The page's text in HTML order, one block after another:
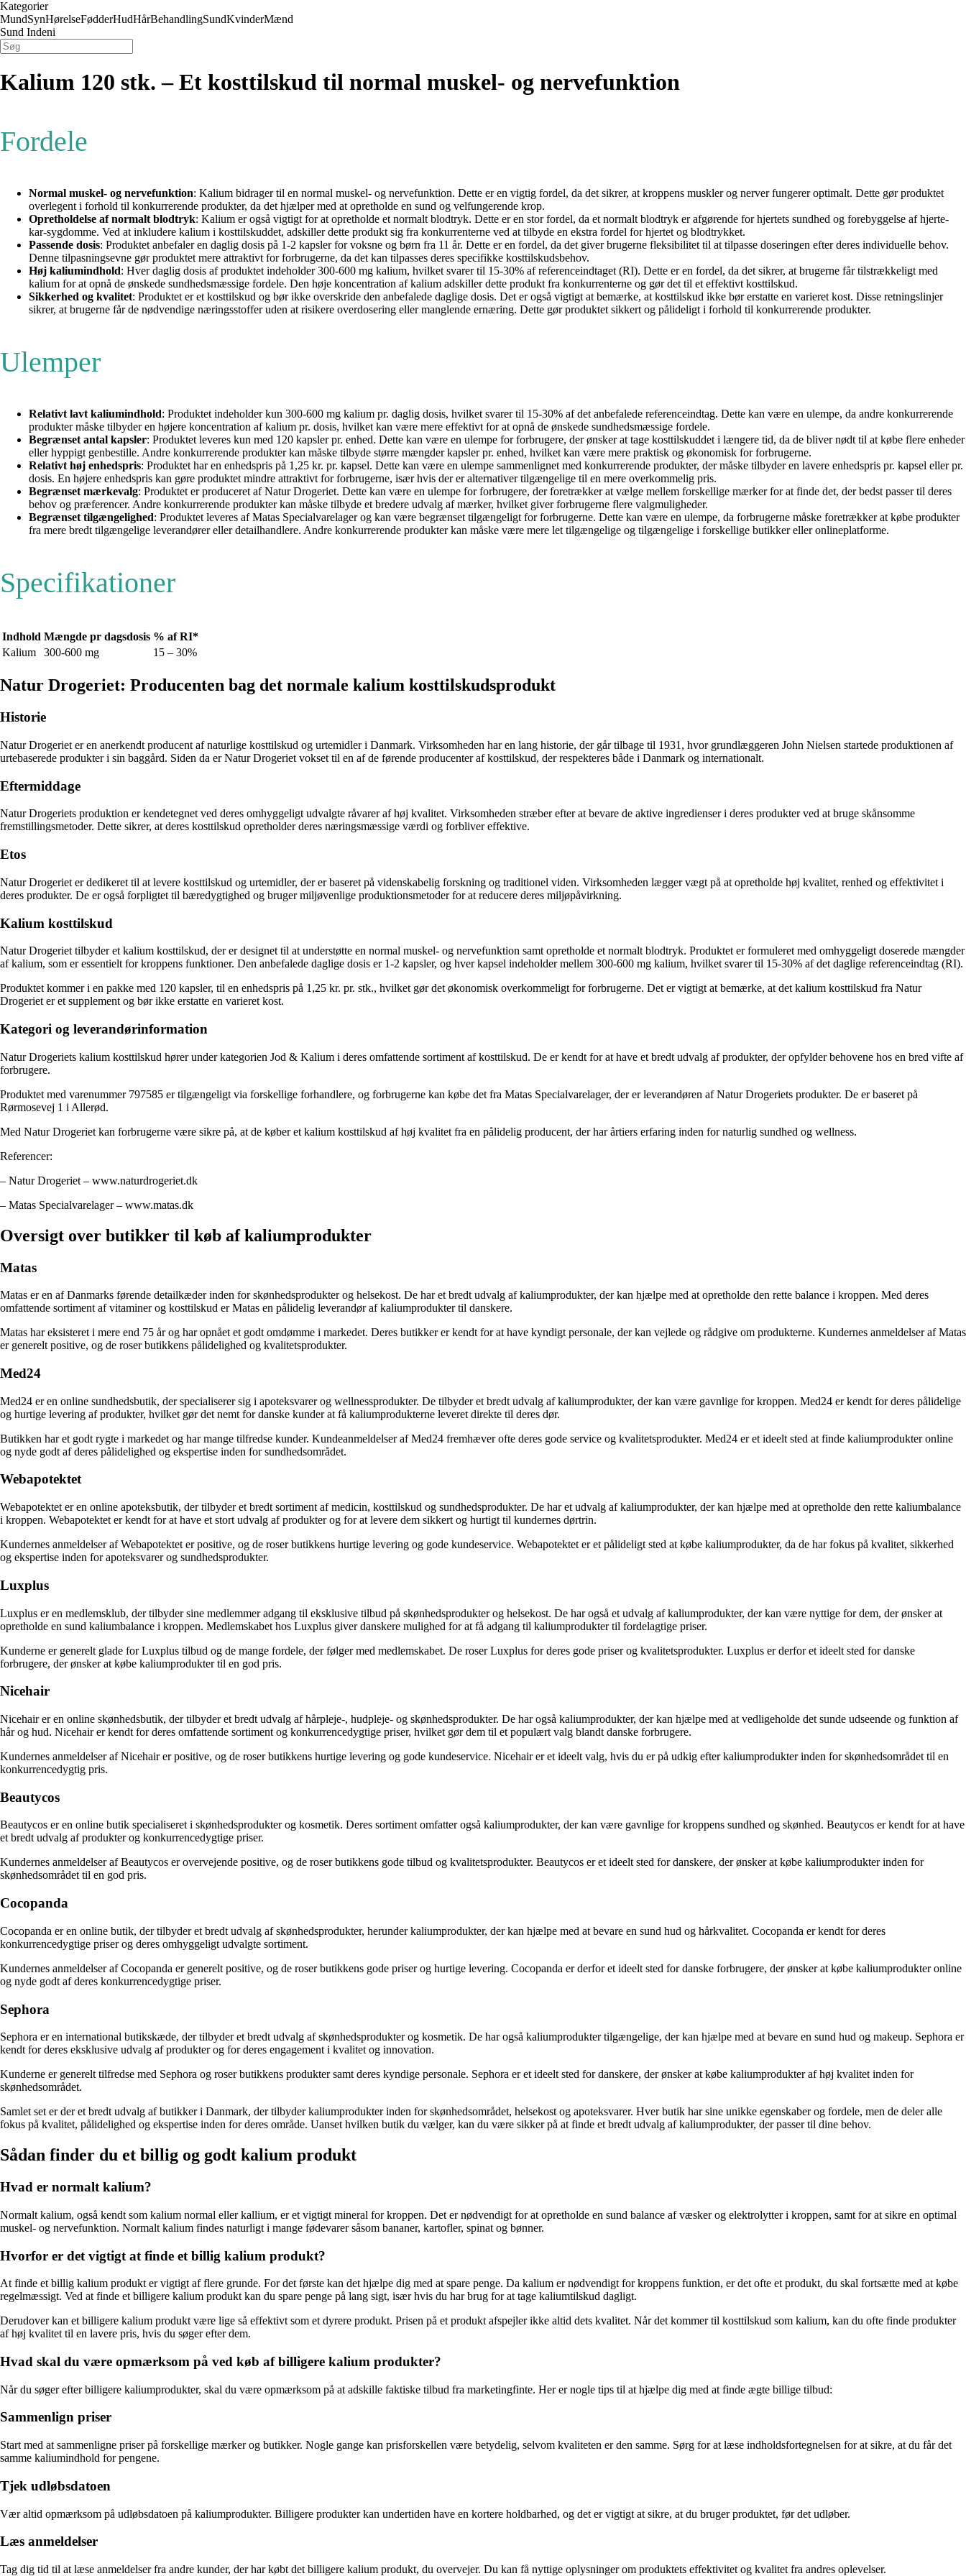
Kategorier
MundSynHørelseFødderHudHårBehandlingSundKvinderMænd
Sund Indeni
Kalium 120 stk. – Et kosttilskud til normal muskel- og nervefunktion
Fordele
Normal muskel- og nervefunktion: Kalium bidrager til en normal muskel- og nervefunktion. Dette er en vigtig fordel, da det sikrer, at kroppens muskler og nerver fungerer optimalt. Dette gør produktet
overlegent i forhold til konkurrerende produkter, da det hjælper med at opretholde en sund og velfungerende krop.
Opretholdelse af normalt blodtryk: Kalium er også vigtigt for at opretholde et normalt blodtryk. Dette er en stor fordel, da et normalt blodtryk er afgørende for hjertets sundhed og forebyggelse af hjerte-
kar-sygdomme. Ved at inkludere kalium i kosttilskuddet, adskiller dette produkt sig fra konkurrenterne ved at tilbyde en ekstra fordel for hjertet og blodtrykket.
Passende dosis: Produktet anbefaler en daglig dosis på 1-2 kapsler for voksne og børn fra 11 år. Dette er en fordel, da det giver brugerne fleksibilitet til at tilpasse doseringen efter deres individuelle behov.
Denne tilpasningsevne gør produktet mere attraktivt for forbrugerne, da det kan tilpasses deres specifikke kosttilskudsbehov.
Høj kaliumindhold: Hver daglig dosis af produktet indeholder 300-600 mg kalium, hvilket svarer til 15-30% af referenceindtaget (RI). Dette er en fordel, da det sikrer, at brugerne får tilstrækkeligt med
kalium for at opnå de ønskede sundhedsmæssige fordele. Den høje koncentration af kalium adskiller dette produkt fra konkurrenterne og gør det til et effektivt kosttilskud.
Sikkerhed og kvalitet: Produktet er et kosttilskud og bør ikke overskride den anbefalede daglige dosis. Det er også vigtigt at bemærke, at kosttilskud ikke bør erstatte en varieret kost. Disse retningslinjer
sikrer, at brugerne får de nødvendige næringsstoffer uden at risikere overdosering eller manglende ernæring. Dette gør produktet sikkert og pålideligt i forhold til konkurrerende produkter.
Ulemper
Relativt lavt kaliumindhold: Produktet indeholder kun 300-600 mg kalium pr. daglig dosis, hvilket svarer til 15-30% af det anbefalede referenceindtag. Dette kan være en ulempe, da andre konkurrerende
produkter måske tilbyder en højere koncentration af kalium pr. dosis, hvilket kan være mere effektivt for at opnå de ønskede sundhedsmæssige fordele.
Begrænset antal kapsler: Produktet leveres kun med 120 kapsler pr. enhed. Dette kan være en ulempe for forbrugere, der ønsker at tage kosttilskuddet i længere tid, da de bliver nødt til at købe flere enheder
eller hyppigt genbestille. Andre konkurrerende produkter kan måske tilbyde større mængder kapsler pr. enhed, hvilket kan være mere praktisk og økonomisk for forbrugerne.
Relativt høj enhedspris: Produktet har en enhedspris på 1,25 kr. pr. kapsel. Dette kan være en ulempe sammenlignet med konkurrerende produkter, der måske tilbyder en lavere enhedspris pr. kapsel eller pr.
dosis. En højere enhedspris kan gøre produktet mindre attraktivt for forbrugerne, især hvis der er alternativer tilgængelige til en mere overkommelig pris.
Begrænset mærkevalg: Produktet er produceret af Natur Drogeriet. Dette kan være en ulempe for forbrugere, der foretrækker at vælge mellem forskellige mærker for at finde det, der bedst passer til deres
behov og præferencer. Andre konkurrerende produkter kan måske tilbyde et bredere udvalg af mærker, hvilket giver forbrugerne flere valgmuligheder.
Begrænset tilgængelighed: Produktet leveres af Matas Specialvarelager og kan være begrænset tilgængeligt for forbrugerne. Dette kan være en ulempe, da forbrugerne måske foretrækker at købe produkter
fra mere bredt tilgængelige leverandører eller detailhandlere. Andre konkurrerende produkter kan måske være mere let tilgængelige og tilgængelige i forskellige butikker eller onlineplatforme.
Specifikationer
Indhold Mængde pr dagsdosis % af RI*
Kalium
300-600 mg 15 – 30%
Natur Drogeriet: Producenten bag det normale kalium kosttilskudsprodukt
Historie
Natur Drogeriet er en anerkendt producent af naturlige kosttilskud og urtemidler i Danmark. Virksomheden har en lang historie, der går tilbage til 1931, hvor grundlæggeren John Nielsen startede produktionen af
urtebaserede produkter i sin baggård. Siden da er Natur Drogeriet vokset til en af ​​de førende producenter af kosttilskud, der respekteres både i Danmark og internationalt.
Eftermiddage
Natur Drogeriets produktion er kendetegnet ved deres omhyggeligt udvalgte råvarer af høj kvalitet. Virksomheden stræber efter at bevare de aktive ingredienser i deres produkter ved at bruge skånsomme
fremstillingsmetoder. Dette sikrer, at deres kosttilskud opretholder deres næringsmæssige værdi og forbliver effektive.
Etos
Natur Drogeriet er dedikeret til at levere kosttilskud og urtemidler, der er baseret på videnskabelig forskning og traditionel viden. Virksomheden lægger vægt på at opretholde høj kvalitet, renhed og effektivitet i
deres produkter. De er også forpligtet til bæredygtighed og bruger miljøvenlige produktionsmetoder for at reducere deres miljøpåvirkning.
Kalium kosttilskud
Natur Drogeriet tilbyder et kalium kosttilskud, der er designet til at understøtte en normal muskel- og nervefunktion samt opretholde et normalt blodtryk. Produktet er formuleret med omhyggeligt doserede mængder
af kalium, som er essentielt for kroppens funktioner. Den anbefalede daglige dosis er 1-2 kapsler, og hver kapsel indeholder mellem 300-600 mg kalium, hvilket svarer til 15-30% af det daglige referenceindtag (RI).
Produktet kommer i en pakke med 120 kapsler, til en enhedspris på 1,25 kr. pr. stk., hvilket gør det økonomisk overkommeligt for forbrugerne. Det er vigtigt at bemærke, at det kalium kosttilskud fra Natur
Drogeriet er et supplement og bør ikke erstatte en varieret kost.
Kategori og leverandørinformation
Natur Drogeriets kalium kosttilskud hører under kategorien Jod & Kalium i deres omfattende sortiment af kosttilskud. De er kendt for at have et bredt udvalg af produkter, der opfylder behovene hos en bred vifte af
forbrugere.
Produktet med varenummer 797585 er tilgængeligt via forskellige forhandlere, og forbrugerne kan købe det fra Matas Specialvarelager, der er leverandøren af Natur Drogeriets produkter. De er baseret på
Rørmosevej 1 i Allerød.
Med Natur Drogeriet kan forbrugerne være sikre på, at de køber et kalium kosttilskud af høj kvalitet fra en pålidelig producent, der har årtiers erfaring inden for naturlig sundhed og wellness.
Referencer:
– Natur Drogeriet – www.naturdrogeriet.dk
– Matas Specialvarelager – www.matas.dk
Oversigt over butikker til køb af kaliumprodukter
Matas
Matas er en af Danmarks førende detailkæder inden for skønhedsprodukter og helsekost. De har et bredt udvalg af kaliumprodukter, der kan hjælpe med at opretholde den rette balance i kroppen. Med deres
omfattende sortiment af vitaminer og kosttilskud er Matas en pålidelig leverandør af kaliumprodukter til danskere.
Matas har eksisteret i mere end 75 år og har opnået et godt omdømme i markedet. Deres butikker er kendt for at have kyndigt personale, der kan vejlede og rådgive om produkterne. Kundernes anmeldelser af Matas
er generelt positive, og de roser butikkens pålidelighed og kvalitetsprodukter.
Med24
Med24 er en online sundhedsbutik, der specialiserer sig i apoteksvarer og wellnessprodukter. De tilbyder et bredt udvalg af kaliumprodukter, der kan være gavnlige for kroppen. Med24 er kendt for deres pålidelige
og hurtige levering af produkter, hvilket gør det nemt for danske kunder at få kaliumprodukterne leveret direkte til deres dør.
Butikken har et godt rygte i markedet og har mange tilfredse kunder. Kundeanmeldelser af Med24 fremhæver ofte deres gode service og kvalitetsprodukter. Med24 er et ideelt sted at finde kaliumprodukter online
og nyde godt af deres pålidelighed og ekspertise inden for sundhedsområdet.
Webapotektet
Webapotektet er en online apoteksbutik, der tilbyder et bredt sortiment af medicin, kosttilskud og sundhedsprodukter. De har et udvalg af kaliumprodukter, der kan hjælpe med at opretholde den rette kaliumbalance
i kroppen. Webapotektet er kendt for at have et stort udvalg af produkter og for at levere dem sikkert og hurtigt til kundernes dørtrin.
Kundernes anmeldelser af Webapotektet er positive, og de roser butikkens hurtige levering og gode kundeservice. Webapotektet er et pålideligt sted at købe kaliumprodukter, da de har fokus på kvalitet, sikkerhed
og ekspertise inden for apoteksvarer og sundhedsprodukter.
Luxplus
Luxplus er en medlemsklub, der tilbyder sine medlemmer adgang til eksklusive tilbud på skønhedsprodukter og helsekost. De har også et udvalg af kaliumprodukter, der kan være nyttige for dem, der ønsker at
opretholde en sund kaliumbalance i kroppen. Medlemskabet hos Luxplus giver danskere mulighed for at få adgang til kaliumprodukter til fordelagtige priser.
Kunderne er generelt glade for Luxplus tilbud og de mange fordele, der følger med medlemskabet. De roser Luxplus for deres gode priser og kvalitetsprodukter. Luxplus er derfor et ideelt sted for danske
forbrugere, der ønsker at købe kaliumprodukter til en god pris.
Nicehair
Nicehair er en online skønhedsbutik, der tilbyder et bredt udvalg af hårpleje-, hudpleje- og skønhedsprodukter. De har også kaliumprodukter, der kan hjælpe med at vedligeholde det sunde udseende og funktion af
hår og hud. Nicehair er kendt for deres omfattende sortiment og konkurrencedygtige priser, hvilket gør dem til et populært valg blandt danske forbrugere.
Kundernes anmeldelser af Nicehair er positive, og de roser butikkens hurtige levering og gode kundeservice. Nicehair er et ideelt valg, hvis du er på udkig efter kaliumprodukter inden for skønhedsområdet til en
konkurrencedygtig pris.
Beautycos
Beautycos er en online butik specialiseret i skønhedsprodukter og kosmetik. Deres sortiment omfatter også kaliumprodukter, der kan være gavnlige for kroppens sundhed og skønhed. Beautycos er kendt for at have
et bredt udvalg af produkter og konkurrencedygtige priser.
Kundernes anmeldelser af Beautycos er overvejende positive, og de roser butikkens gode tilbud og kvalitetsprodukter. Beautycos er et ideelt sted for danskere, der ønsker at købe kaliumprodukter inden for
skønhedsområdet til en god pris.
Cocopanda
Cocopanda er en online butik, der tilbyder et bredt udvalg af skønhedsprodukter, herunder kaliumprodukter, der kan hjælpe med at bevare en sund hud og hårkvalitet. Cocopanda er kendt for deres
konkurrencedygtige priser og deres omhyggeligt udvalgte sortiment.
Kundernes anmeldelser af Cocopanda er generelt positive, og de roser butikkens gode priser og hurtige levering. Cocopanda er derfor et ideelt sted for danske forbrugere, der ønsker at købe kaliumprodukter online
og nyde godt af deres konkurrencedygtige priser.
Sephora
Sephora er en international butikskæde, der tilbyder et bredt udvalg af skønhedsprodukter og kosmetik. De har også kaliumprodukter tilgængelige, der kan hjælpe med at bevare en sund hud og makeup. Sephora er
kendt for deres eksklusive udvalg af produkter og for deres engagement i kvalitet og innovation.
Kunderne er generelt tilfredse med Sephora og roser butikkens produkter samt deres kyndige personale. Sephora er et ideelt sted for danskere, der ønsker at købe kaliumprodukter af høj kvalitet inden for
skønhedsområdet.
Samlet set er der et bredt udvalg af butikker i Danmark, der tilbyder kaliumprodukter inden for skønhedsområdet, helsekost og apoteksvarer. Hver butik har sine unikke egenskaber og fordele, men de deler alle
fokus på kvalitet, pålidelighed og ekspertise inden for deres område. Uanset hvilken butik du vælger, kan du være sikker på at finde et bredt udvalg af kaliumprodukter, der passer til dine behov.
Sådan finder du et billig og godt kalium produkt
Hvad er normalt kalium?
Normalt kalium, også kendt som kalium normal eller kallium, er et vigtigt mineral for kroppen. Det er nødvendigt for at opretholde en sund balance af væsker og elektrolytter i kroppen, samt for at sikre en optimal
muskel- og nervefunktion. Normalt kalium findes naturligt i mange fødevarer såsom bananer, kartofler, spinat og bønner.
Hvorfor er det vigtigt at finde et billig kalium produkt?
At finde et billig kalium produkt er vigtigt af flere grunde. For det første kan det hjælpe dig med at spare penge. Da kalium er nødvendigt for kroppens funktion, er det ofte et produkt, du skal fortsætte med at købe
regelmæssigt. Ved at finde et billigere kalium produkt kan du spare penge på lang sigt, især hvis du har brug for at tage kaliumtilskud dagligt.
Derudover kan et billigere kalium produkt være lige så effektivt som et dyrere produkt. Prisen på et produkt afspejler ikke altid dets kvalitet. Når det kommer til kosttilskud som kalium, kan du ofte finde produkter
af høj kvalitet til en lavere pris, hvis du søger efter dem.
Hvad skal du være opmærksom på ved køb af billigere kalium produkter?
Når du søger efter billigere kaliumprodukter, skal du være opmærksom på at adskille faktiske tilbud fra marketingfinte. Her er nogle tips til at hjælpe dig med at finde ægte billige tilbud:
Sammenlign priser
Start med at sammenligne priser på forskellige mærker og butikker. Nogle gange kan prisforskellen være betydelig, selvom kvaliteten er den samme. Sørg for at læse indholdsfortegnelsen for at sikre, at du får det
samme kaliumindhold for pengene.
Tjek udløbsdatoen
Vær altid opmærksom på udløbsdatoen på kaliumprodukter. Billigere produkter kan undertiden have en kortere holdbarhed, og det er vigtigt at sikre, at du bruger produktet, før det udløber.
Læs anmeldelser
Tag dig tid til at læse anmeldelser fra andre kunder, der har købt det billigere kalium produkt, du overvejer. Du kan få nyttige oplysninger om produktets effektivitet og kvalitet fra andres oplevelser.